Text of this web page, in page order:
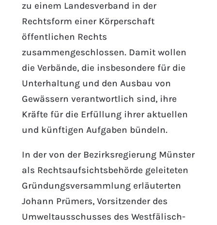
zu einem Landesverband in der
Rechtsform einer Körperschaft
öffentlichen Rechts
zusammengeschlossen. Damit wollen
die Verbände, die insbesondere für die
Unterhaltung und den Ausbau von
Gewässern verantwortlich sind, ihre
Kräfte für die Erfüllung ihrer aktuellen
und künftigen Aufgaben bündeln.
In der von der Bezirksregierung Münster
als Rechtsaufsichtsbehörde geleiteten
Gründungsversammlung erläuterten
Johann Prümers, Vorsitzender des
Umweltausschusses des Westfälisch-